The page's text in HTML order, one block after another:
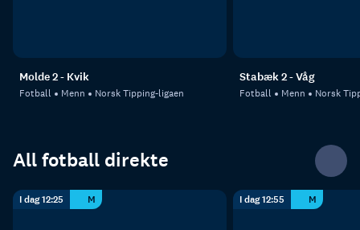
Molde 2 - Kvik
Fotball Menn Norsk Tipping-ligaen
Stabæk 2 - Våg
Fotball Menn Norsk
All fotball direkte
I dag 12:25 M I dag 12:55 M